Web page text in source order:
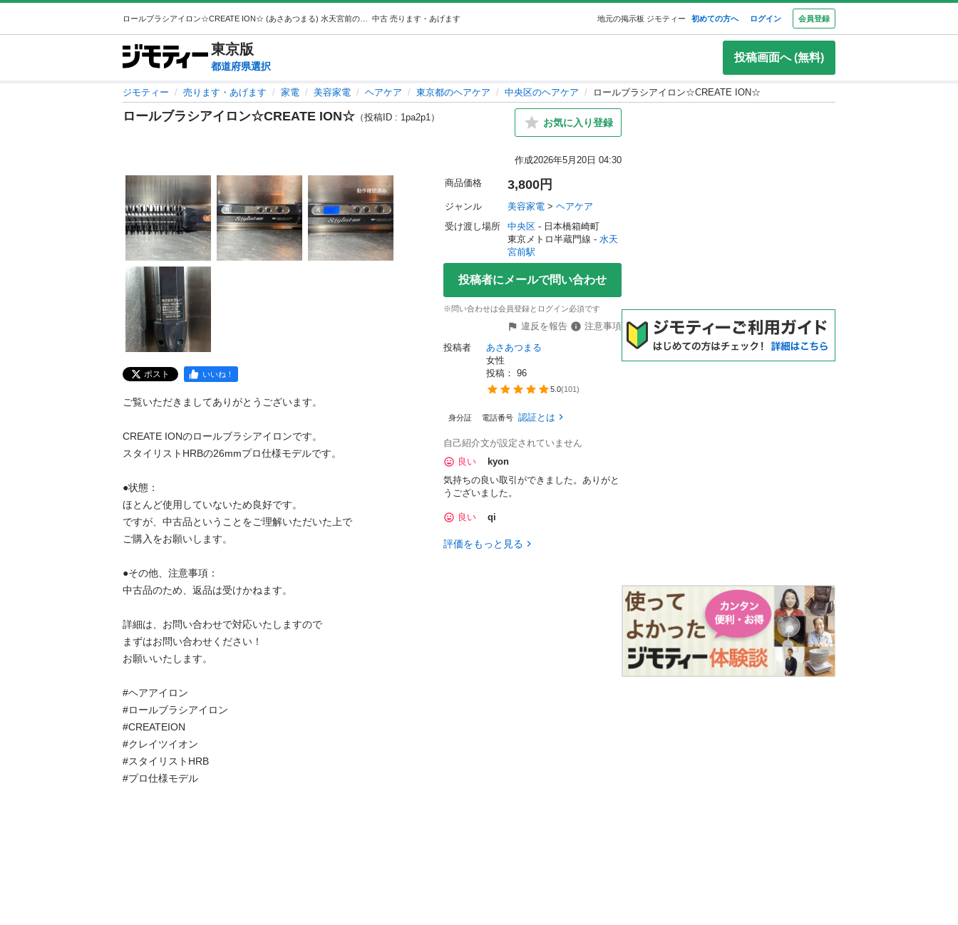
中古 売ります・あげます 地元の掲示板 ジモティー 初めての方へ ログイン 会員登録
東京版
都道府県選択
投稿画面へ (無料)
ジモティー 売ります・あげます 家電 美容家電 ヘアケア 東京都のヘアケア 中央区のヘアケア ロールブラシアイロン☆CREATE ION☆
ロールブラシアイロン☆CREATE ION☆ （投稿ID : 1pa2p1） お気に入り登録
作成2026年5月20日 04:30
ポスト いいね！
ご覧いただきましてありがとうございます。
CREATE IONのロールブラシアイロンです。
スタイリストHRBの26mmプロ仕様モデルです。
●状態：
ほとんど使用していないため良好です。
ですが、中古品ということをご理解いただいた上で
ご購入をお願いします。
●その他、注意事項：
中古品のため、返品は受けかねます。
詳細は、お問い合わせで対応いたしますので
まずはお問い合わせください！
お願いいたします。
#ヘアアイロン
#ロールブラシアイロン
#CREATEION
#クレイツイオン
#スタイリストHRB
#プロ仕様モデル
商品価格 3,800円
ジャンル 美容家電 > ヘアケア
受け渡し場所
中央区 - 日本橋箱崎町
東京メトロ半蔵門線 - 水天
宮前駅
投稿者にメールで問い合わせ
※問い合わせは会員登録とログイン必須です
違反を報告
注意事項
投稿者
あさあつまる
女性
投稿： 96
5.0(101)
身分証 電話番号 認証とは
自己紹介文が設定されていません
良い
kyon
気持ちの良い取引ができました。ありがと
うございました。
良い qi
評価をもっと見る